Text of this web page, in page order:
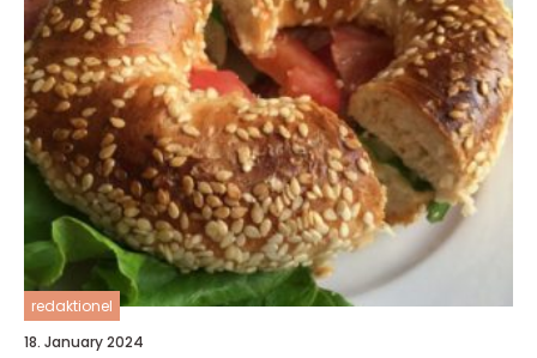
redaktionel
18. January 2024